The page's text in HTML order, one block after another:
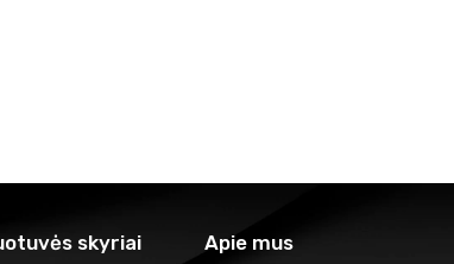
skyriai Apie mus